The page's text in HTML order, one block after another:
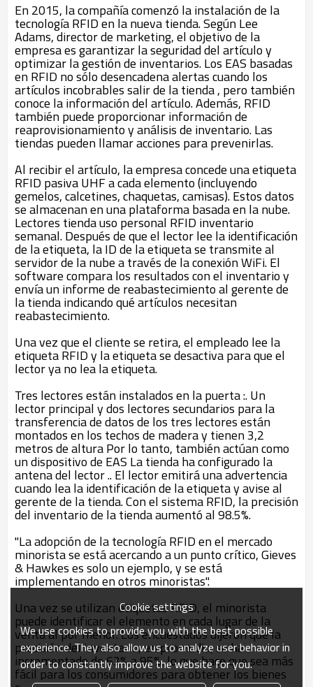
En 2015, la compañía comenzó la instalación de la
tecnología RFID en la nueva tienda. Según Lee
Adams, director de marketing, el objetivo de la
empresa es garantizar la seguridad del artículo y
optimizar la gestión de inventarios. Los EAS basadas
en RFID no sólo desencadena alertas cuando los
artículos incobrables salir de la tienda , pero también
conoce la información del artículo. Además, RFID
también puede proporcionar información de
reaprovisionamiento y análisis de inventario. Las
tiendas pueden llamar acciones para prevenirlas.
Al recibir el artículo, la empresa concede una etiqueta
RFID pasiva UHF a cada elemento (incluyendo
gemelos, calcetines, chaquetas, camisas). Estos datos
se almacenan en una plataforma basada en la nube.
Lectores tienda uso personal RFID inventario
semanal. Después de que el lector lee la identificación
de la etiqueta, la ID de la etiqueta se transmite al
servidor de la nube a través de la conexión WiFi. El
software compara los resultados con el inventario y
envía un informe de reabastecimiento al gerente de
la tienda indicando qué artículos necesitan
reabastecimiento.
Una vez que el cliente se retira, el empleado lee la
etiqueta RFID y la etiqueta se desactiva para que el
lector ya no lea la etiqueta.
Tres lectores están instalados en la puerta :. Un
lector principal y dos lectores secundarios para la
transferencia de datos de los tres lectores están
montados en los techos de madera y tienen 3,2
metros de altura Por lo tanto, también actúan como
un dispositivo de EAS La tienda ha configurado la
antena del lector .. El lector emitirá una advertencia
cuando lea la identificación de la etiqueta y avise al
gerente de la tienda. Con el sistema RFID, la precisión
del inventario de la tienda aumentó al 98.5%.
"La adopción de la tecnología RFID en el mercado
minorista se está acercando a un punto crítico, Gieves
& Hawkes es solo un ejemplo, y se está
implementando en otros minoristas".
Una vez se utilizan etiquetas RFID, el minorista
puede identificar el elemento en cada lugar de la
venta al por menor. Los encuestados dijeron que la
precisión del inventario, en promedio, se ha
incrementado de 63% a 95%, lo que hace que sea más
fácil para los consumidores para obtener los bienes
Cookie settings
We use cookies to provide you with the best possible
experience. They also allow us to analyze user behavior in
order to constantly improve the website for you.